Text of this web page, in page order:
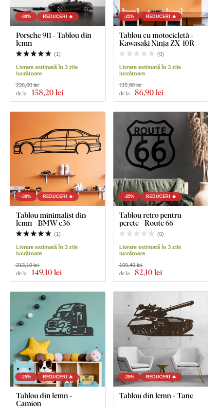
-30% REDUCERI 🔥
Porsche 911 - Tablou din
lemn
(1)
Livrare estimată în 3 zile
lucrătoare
de la 158,20 lei
226,00 lei
-25% REDUCERI 🔥
Tablou cu motocicletă -
Kawasaki Ninja ZX-10R
(0)
Livrare estimată în 3 zile
lucrătoare
de la 86,90 lei
115,90 lei
-30% REDUCERI 🔥
Tablou minimalist din
lemn - BMW e36
(1 )
Livrare estimată în 3 zile
lucrătoare
de la 149,10 lei
213,10 lei
-25% REDUCERI 🔥
Tablou retro pentru
perete - Route 66
(0)
Livrare estimată în 3 zile
lucrătoare
de la 82,10 lei
109,40 lei
-25% REDUCERI 🔥
Tablou din lemn -
Camion
-25% REDUCERI 🔥
Tablou din lemn - Tanc